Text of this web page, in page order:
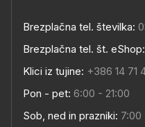
Brezplačna tel. številka:
Brezplačna tel. št. eShop:
Klici iz tujine: +386 14 71
Pon - pet: 6:00 - 21:00
Sob, ned in prazniki: 7:00